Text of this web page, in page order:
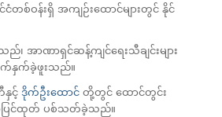
စ်ဝန်းရှိ အကျဉ်းထောင်များတွင် နိုင်
ာဏာရှင်ဆန့်ကျင်ရေးသီချင်းများ
နှက်ခဲ့ဖူးသည်။
နှင့် ဒိုက်ဦးထောင် တို့တွင် ထောင်တွင်း
အပြင်ထုတ် ပစ်သတ်ခဲ့သည်။